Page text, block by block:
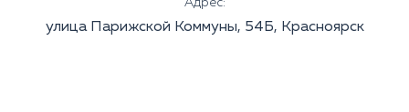
Адрес:
улица Парижской Коммуны, 54Б, Красноярск